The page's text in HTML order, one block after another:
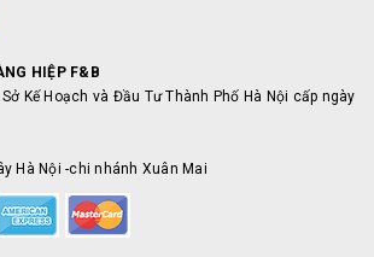
HIỆP F&B
Kế Hoạch và Đầu Tư Thành Phố Hà Nội cấp ngày
Hà Nội -chi nhánh Xuân Mai